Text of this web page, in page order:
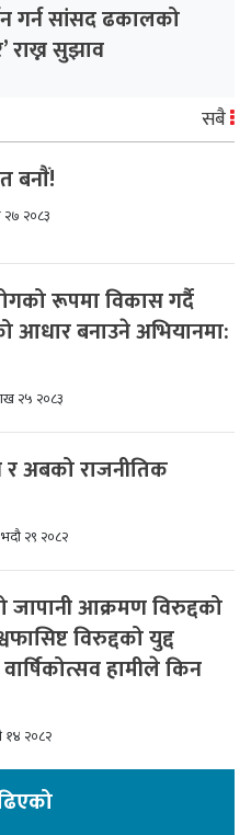
गर्न सांसद ढकालको
राख्न सुझाव
सबै
बनाैं!
२०८३
रूपमा विकास गर्दै
आधार बनाउने अभियानमा:
२५ २०८३
अबको राजनीतिक
भदौ २९ २०८२
जापानी आक्रमण विरुद्दको
विरुद्दको युद्द
हामीले किन
१४ २०८२